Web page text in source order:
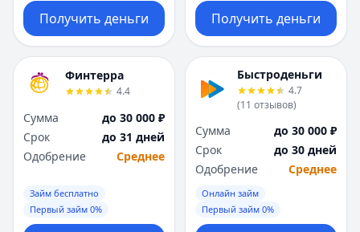
Получить деньги Получить деньги
Финтерра
4.4
Сумма
до 30 000 ₽
Срок
до 31 дней
Одобрение
Среднее
Займ бесплатно
Первый займ 0%
Быстроденьги
4.7
(11 отзывов)
Сумма
до 30 000 ₽
Срок
до 30 дней
Одобрение
Среднее
Онлайн займ
Первый займ 0%